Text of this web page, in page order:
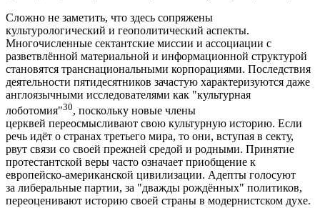
Сложно не заметить, что здесь сопряжены
культурологический и геополитический аспекты.
Многочисленные сектантские миссии и ассоциации с
разветвлённой материальной и информационной структурой
становятся транснациональными корпорациями. Последствия
деятельности пятидесятников зачастую характеризуются даже
англоязычными исследователями как "культурная
лоботомия"30, поскольку новые члены
церквей переосмысливают свою культурную историю. Если
речь идёт о странах третьего мира, то они, вступая в секту,
рвут связи со своей прежней средой и родными. Принятие
протестантской веры часто означает приобщение к
европейско-американской цивилизации. Адепты голосуют
за либеральные партии, за "дважды рождённых" политиков,
переоценивают историю своей страны в модернистском духе.